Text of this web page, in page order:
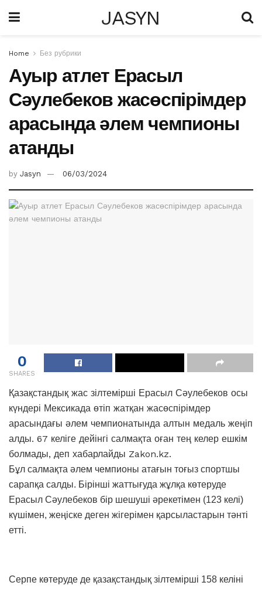
JASYN
Home Без рубрики
Ауыр атлет Ерасыл
Сәулебеков жасөспірімдер
арасында әлем чемпионы
атанды
by Jasyn 06/03/2024
0
SHARES
Қазақстандық жас зілтемірші Ерасыл Сәулебеков осы
күндері Мексикада өтіп жатқан жасөспірімдер
арасындағы әлем чемпионатында алтын медаль жеңіп
алды. 67 келіге дейінгі салмақта оған тең келер ешкім
болмады, деп хабарлайды Zakon.kz.
Бұл салмақта әлем чемпионы атағын тоғыз спортшы
сарапқа салды. Бірінші жаттығуда жұлқа көтеруде
Ерасыл Сәулебеков бір шешуші әрекетімен (123 келі)
күшімен, жеңіске деген жігерімен қарсыластарын тәнті
етті.
Серпе көтеруде де қазақстандық зілтемірші 158 келіні